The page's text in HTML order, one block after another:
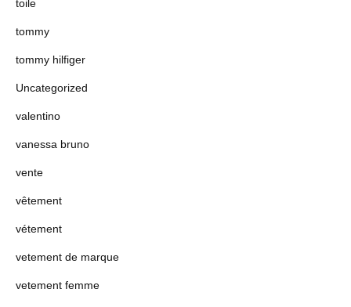
toile
tommy
tommy hilfiger
Uncategorized
valentino
vanessa bruno
vente
vêtement
vétement
vetement de marque
vetement femme